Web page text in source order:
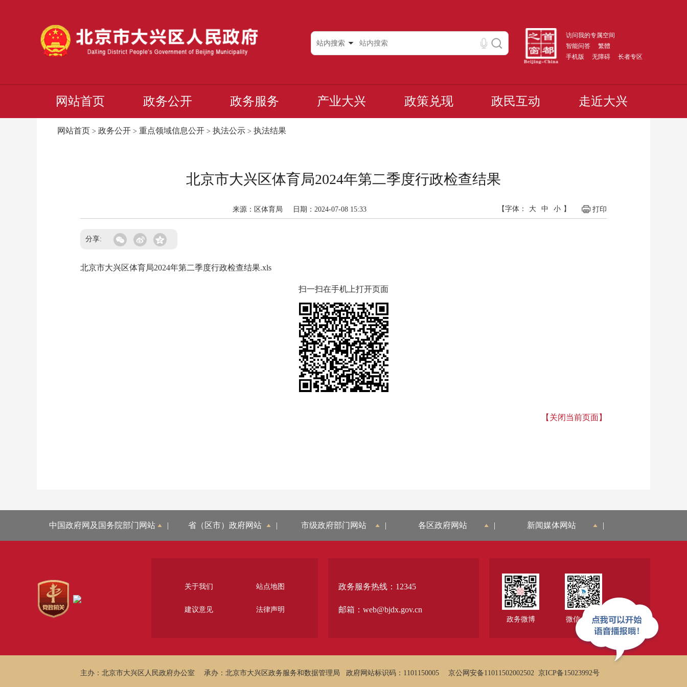
访问我的专属空间
智能问答
繁體
手机版
无障碍 长者专区
站内搜索
网站首页 政务公开 政务服务 产业大兴 政策兑现 政民互动 走近大兴
网站首页 > 政务公开 > 重点领域信息公开 > 执法公示 > 执法结果
北京市大兴区体育局2024年第二季度行政检查结果
来源：区体育局 日期：2024-07-08 15:33 打印
【字体： 大 中 小 】
分享:
北京市大兴区体育局2024年第二季度行政检查结果.xls
扫一扫在手机上打开页面
【关闭当前页面】
中国政府网及国务院部门网站 | 省（区市）政府网站 | 市级政府部门网站 | 各区政府网站 | 新闻媒体网站 |
关于我们 站点地图
建议意见 法律声明
政务服务热线：12345
邮箱：web@bjdx.gov.cn
政务微博 微信公众号
主办：北京市大兴区人民政府办公室 承办：北京市大兴区政务服务和数据管理局 政府网站标识码：1101150005 京公网安备11011502002502 京ICP备15023992号